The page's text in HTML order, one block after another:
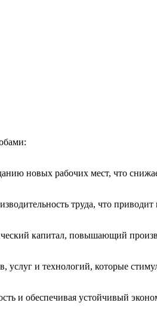
новых рабочих мест, что
труда, что
капитал, повышающий
и технологий, которые
и обеспечивая устойчивый